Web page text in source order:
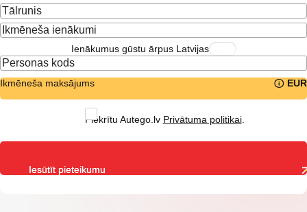
Ienākumus gūstu ārpus Latvijas
Ikmēneša maksājums EUR
Piekrītu Autego.lv Privātuma politikai.